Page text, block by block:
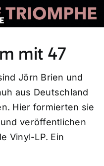
mit 47
Jörn Brien und
aus Deutschland
Hier formierten sie
veröffentlichen
Vinyl-LP. Ein